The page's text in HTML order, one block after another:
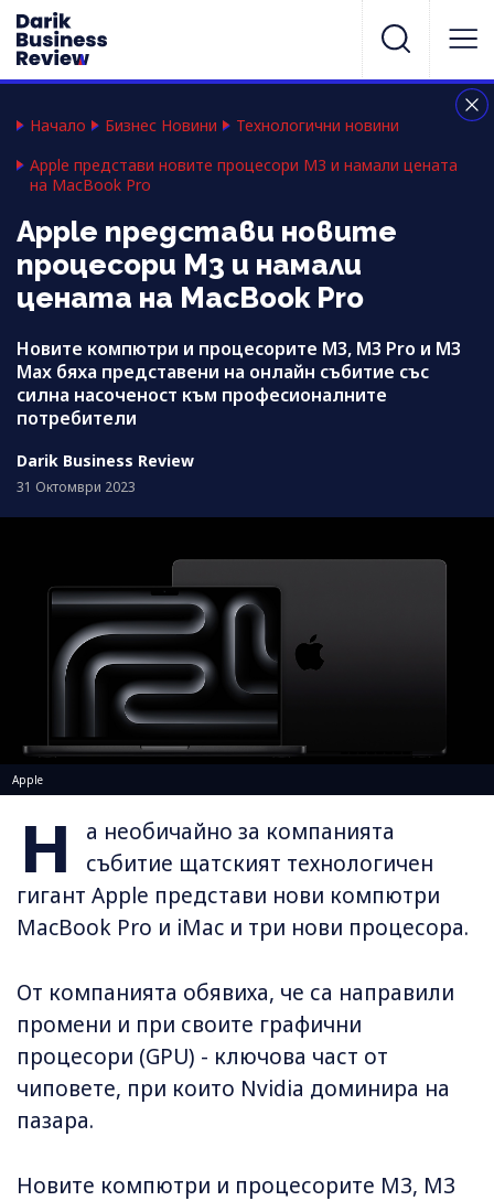
Начало Бизнес Новини
Технологични новини
Apple представи новите процесори M3 и намали цената
на MacBook Pro
Apple представи новите
процесори M3 и намали
цената на MacBook Pro
Новите компютри и процесорите M3, M3 Pro и M3
Max бяха представени на онлайн събитие със
силна насоченост към професионалните
потребители
Darik Business Review
31 Октомври 2023
Apple
Н
а необичайно за компанията
събитие щатският технологичен
гигант Apple представи нови компютри
MacBook Pro и iMac и три нови процесора.
От компанията обявиха, че са направили
промени и при своите графични
процесори (GPU) - ключова част от
чиповете, при които Nvidia доминира на
пазара.
Новите компютри и процесорите M3, M3